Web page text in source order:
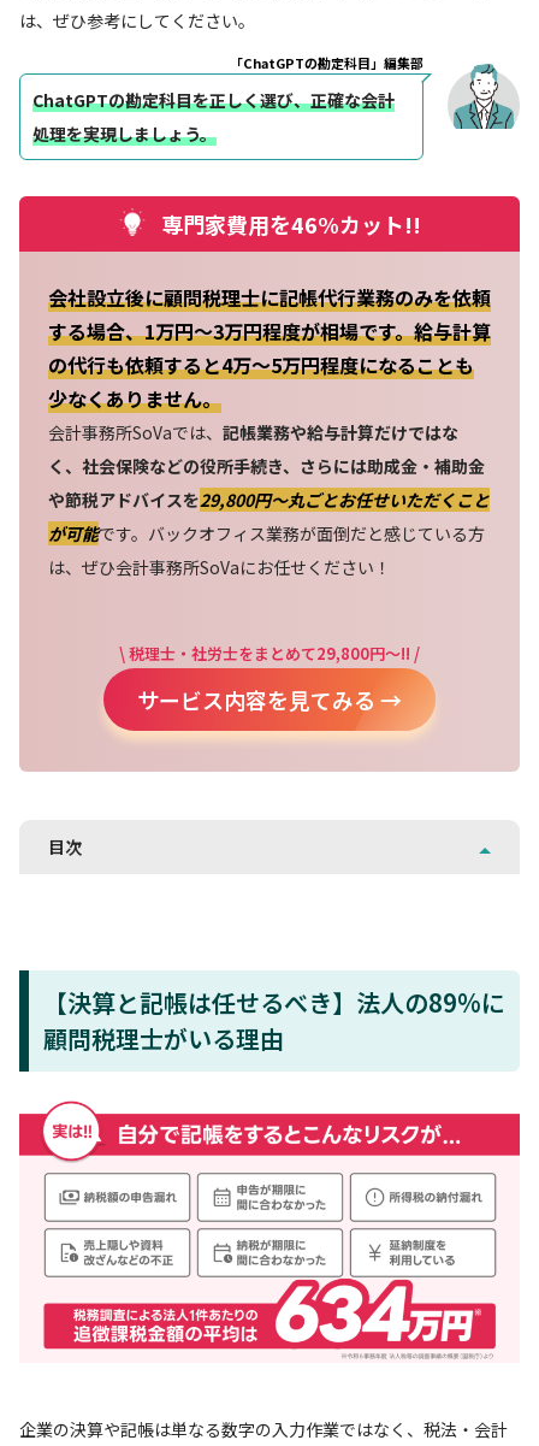
は、ぜひ参考にしてください。
「ChatGPTの勘定科目」編集部
ChatGPTの勘定科目を正しく選び、正確な会計
処理を実現しましょう。
専門家費用を46%カット!!
会社設立後に顧問税理士に記帳代行業務のみを依頼
する場合、1万円～3万円程度が相場です。給与計算
の代行も依頼すると4万～5万円程度になることも
少なくありません。
会計事務所SoVaでは、 記帳業務や給与計算だけではな
く、社会保険などの役所手続き、さらには助成金・補助金
や節税アドバイスを29,800円〜丸ごとお任せいただくこと
が可能です。バックオフィス業務が面倒だと感じている方
は、ぜひ会計事務所SoVaにお任せください！
\ 税理士・社労士をまとめて29,800円～!! /
サービス内容を見てみる →
目次
【決算と記帳は任せるべき】法人の89%に
顧問税理士がいる理由
企業の決算や記帳は単なる数字の入力作業ではなく、税法・会計